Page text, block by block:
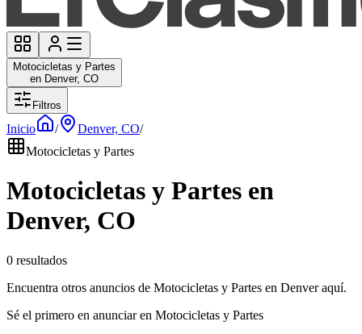
Motocicletas y Partes
en Denver, CO
Filtros
Inicio / Denver, CO/
Motocicletas y Partes
Motocicletas y Partes en
Denver, CO
0 resultados
Encuentra otros anuncios de Motocicletas y Partes en Denver aquí.
Sé el primero en anunciar en Motocicletas y Partes